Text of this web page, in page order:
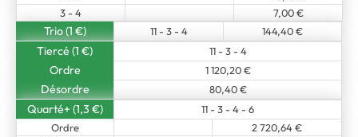
3 - 4
7,00 €
Trio (1 €) 11 - 3 - 4 144,40 €
Tiercé (1 €) 11 - 3 - 4
Ordre 1 120,20 €
Désordre 80,40 €
Quarté+ (1,3 €)
11 - 3 - 4 - 6
Ordre
2 720,64 €